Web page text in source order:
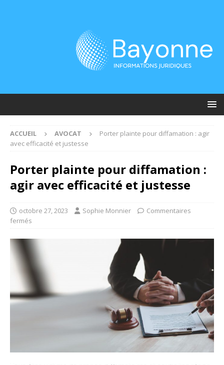
ACCUEIL AVOCAT
Porter plainte pour diffamation : agir
avec efficacité et justesse
Porter plainte pour diffamation :
agir avec efficacité et justesse
octobre 27, 2023 Sophie Monnier
Commentaires
fermés